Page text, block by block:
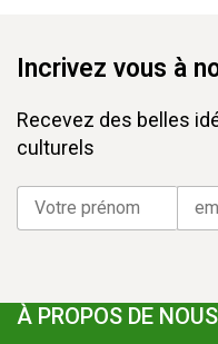
Incrivez vous à
Recevez des belles
culturels
À PROPOS DE NOUS